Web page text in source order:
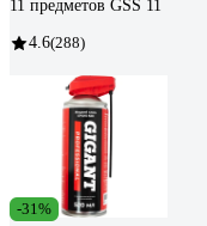
11 предметов GSS 11
4.6(288)
-31%